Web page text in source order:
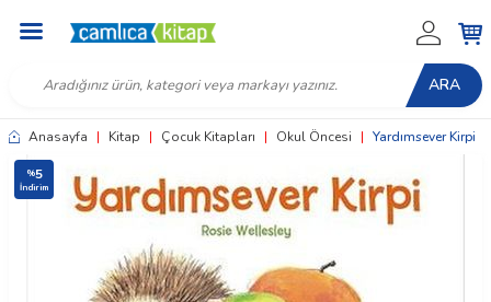
ARA
Anasayfa | Kitap | Çocuk Kitapları | Okul Öncesi | Yardımsever Kirpi
%5
İndirim